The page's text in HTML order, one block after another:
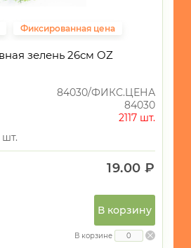
Фиксированная цена
зелень 26см OZ
84030/ФИКС.ЦЕНА
84030
2117 шт.
19.00 ₽
В корзину
В корзине